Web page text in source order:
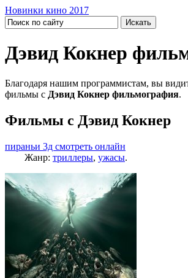
Новинки кино 2017
Дэвид Кокнер
Благодаря нашим программистам, вы
фильмы с Дэвид Кокнер фильмография.
Фильмы с Дэвид Кокнер
пираньи 3д смотреть онлайн
Жанр: триллеры, ужасы.